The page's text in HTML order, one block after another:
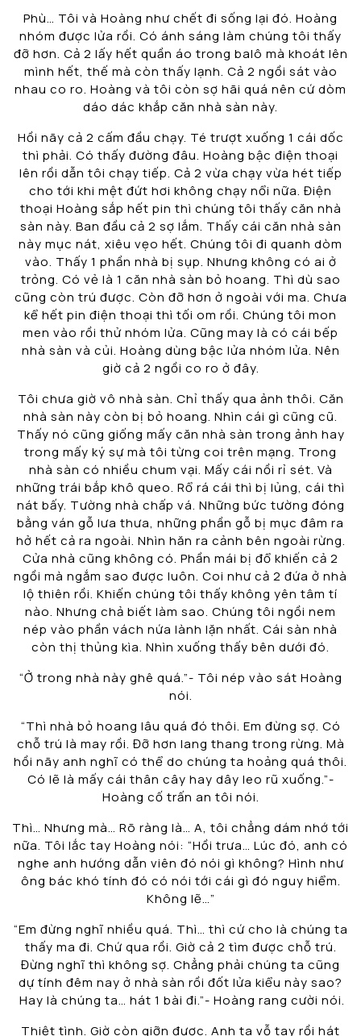
Phù… Tôi và Hoàng như chết đi sống lại đó. Hoàng
nhóm được lửa rồi. Có ánh sáng làm chúng tôi thấy
đỡ hơn. Cả 2 lấy hết quần áo trong balô mà khoát lên
mình hết, thế mà còn thấy lạnh. Cả 2 ngồi sát vào
nhau co ro. Hoàng và tôi còn sợ hãi quá nên cứ dòm
dáo dác khắp căn nhà sàn này.
Hồi nãy cả 2 cấm đầu chạy. Té trượt xuống 1 cái dốc
thì phải. Có thấy đường đâu. Hoàng bậc điện thoại
lên rồi dẫn tôi chạy tiếp. Cả 2 vừa chạy vừa hét tiếp
cho tới khi mệt đứt hơi không chạy nổi nữa. Điện
thoại Hoàng sắp hết pin thì chúng tôi thấy căn nhà
sàn này. Ban đầu cả 2 sợ lắm. Thấy cái căn nhà sàn
này mục nát, xiêu vẹo hết. Chúng tôi đi quanh dòm
vào. Thấy 1 phần nhà bị sụp. Nhưng không có ai ở
trỏng. Có vẻ là 1 căn nhà sàn bỏ hoang. Thì dù sao
cũng còn trú được. Còn đỡ hơn ở ngoài với ma. Chưa
kể hết pin điện thoại thì tối om rồi. Chúng tôi mon
men vào rồi thử nhóm lửa. Cũng may là có cái bếp
nhà sàn và củi. Hoàng dùng bậc lửa nhóm lửa. Nên
giờ cả 2 ngồi co ro ở đây.
Tôi chưa giờ vô nhà sàn. Chỉ thấy qua ảnh thôi. Căn
nhà sàn này còn bị bỏ hoang. Nhìn cái gì cũng cũ.
Thấy nó cũng giống mấy căn nhà sàn trong ảnh hay
trong mấy ký sự mà tôi từng coi trên mạng. Trong
nhà sàn có nhiều chum vại. Mấy cái nồi rỉ sét. Và
những trái bắp khô queo. Rổ rá cái thì bị lủng, cái thì
nát bấy. Tường nhà chấp vá. Những bức tường đóng
bằng ván gỗ lưa thưa, những phần gỗ bị mục đâm ra
hở hết cả ra ngoài. Nhìn hăn ra cảnh bên ngoài rừng.
Cửa nhà cũng không có. Phần mái bị đổ khiến cả 2
ngồi mà ngắm sao được luôn. Coi như cả 2 đứa ở nhà
lộ thiên rồi. Khiến chúng tôi thấy không yên tâm tí
nào. Nhưng chả biết làm sao. Chúng tôi ngồi nem
nép vào phần vách nứa lành lặn nhất. Cái sàn nhà
còn thị thủng kìa. Nhìn xuống thấy bên dưới đó.
“Ở trong nhà này ghê quá.”- Tôi nép vào sát Hoàng
nói.
“Thì nhà bỏ hoang lâu quá đó thôi. Em đừng sợ. Có
chỗ trú là may rồi. Đỡ hơn lang thang trong rừng. Mà
hồi nãy anh nghĩ có thể do chúng ta hoảng quá thôi.
Có lẽ là mấy cái thân cây hay dây leo rũ xuống.”-
Hoàng cố trấn an tôi nói.
Thì… Nhưng mà… Rõ ràng là… A, tôi chẳng dám nhớ tới
nữa. Tôi lắc tay Hoàng nói: “Hồi trưa… Lúc đó, anh có
nghe anh hướng dẫn viên đó nói gì không? Hình như
ông bác khó tính đó có nói tới cái gì đó nguy hiểm.
Không lẽ…”
“Em đừng nghĩ nhiều quá. Thì… thì cứ cho là chúng ta
thấy ma đi. Chứ qua rồi. Giờ cả 2 tìm được chỗ trú.
Đừng nghĩ thì không sợ. Chẳng phải chúng ta cũng
dự tính đêm nay ở nhà sàn rồi đốt lửa kiểu này sao?
Hay là chúng ta… hát 1 bài đi.”- Hoàng rang cười nói.
Thiệt tình. Giờ còn giỡn được. Anh ta vỗ tay rồi hát